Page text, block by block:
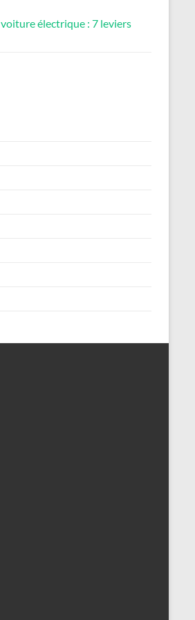
voiture électrique : 7 leviers